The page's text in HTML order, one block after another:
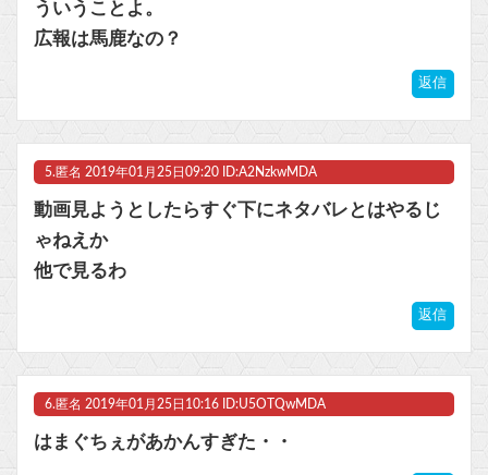
ういうことよ。
広報は馬鹿なの？
返信
5. 匿名 2019年01月25日09:20 ID:A2NzkwMDA
動画見ようとしたらすぐ下にネタバレとはやるじ
ゃねえか
他で見るわ
返信
6. 匿名 2019年01月25日10:16 ID:U5OTQwMDA
はまぐちぇがあかんすぎた・・